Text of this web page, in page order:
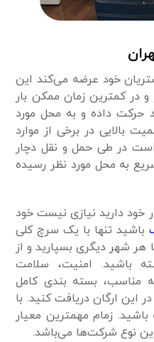
خود عرضه می‌کند این
در کمترین زمان ممکن بار
حرکت داده و به محل مورد
بالایی در برخی از موارد
است در طی حمل و نقل دچار
به محل مورد نظر رسیده
خود دارید نیازی نیست خود
باشید تنها با یک سرچ کلی
هر شهر دیگری بسپارید و از
باشید. امنیت، سلامت
مناسب، بسته بندی کامل
ارگان دریافت کنید. با
زمام مهمترین معیار
نوع شرکت‌ها می‌باشد.